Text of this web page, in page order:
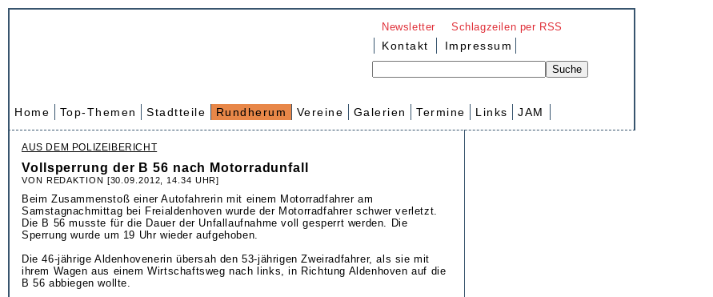
Newsletter Schlagzeilen per RSS
Kontakt Impressum
Home Top-Themen Stadtteile Rundherum Vereine Galerien Termine Links JAM
AUS DEM POLIZEIBERICHT
Vollsperrung der B 56 nach Motorradunfall
VON REDAKTION [30.09.2012, 14.34 UHR]
Beim Zusammenstoß einer Autofahrerin mit einem Motorradfahrer am
Samstagnachmittag bei Freialdenhoven wurde der Motorradfahrer schwer verletzt.
Die B 56 musste für die Dauer der Unfallaufnahme voll gesperrt werden. Die
Sperrung wurde um 19 Uhr wieder aufgehoben.
Die 46-jährige Aldenhovenerin übersah den 53-jährigen Zweiradfahrer, als sie mit
ihrem Wagen aus einem Wirtschaftsweg nach links, in Richtung Aldenhoven auf die
B 56 abbiegen wollte.